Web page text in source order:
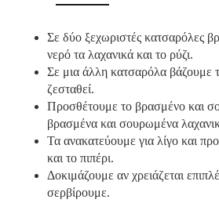
Σε δύο ξεχωριστές κατσαρόλες
νερό τα λαχανικά και το ρύζι.
Σε μια άλλη κατσαρόλα βάζουμε
ζεσταθεί.
Προσθέτουμε το βρασμένο και
βρασμένα και σουρωμένα
Τα ανακατεύουμε για λίγο και
και το πιπέρι.
Δοκιμάζουμε αν χρειάζεται
σερβίρουμε.